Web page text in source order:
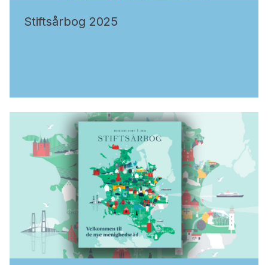
Stiftsårbog 2025